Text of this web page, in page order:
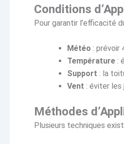
Conditions
Pour garantir l’efficacité
Météo : prévoir
Température :
Support : la
Vent : éviter les
Méthodes
Plusieurs techniques